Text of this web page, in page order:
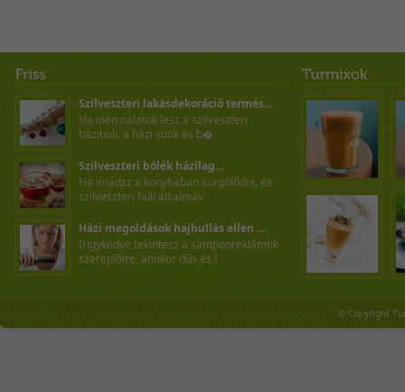
Szilveszteri lakásdekoráció termés...
Ha idén nálatok lesz a szilveszteri
házibuli, a házi sütik és b�
Szilveszteri bólék házilag...
Ha imádsz a konyhában sürgölődni, és
szilveszteri buli alkalmáv
Házi megoldások hajhullás ellen ...
Irigykedve tekintesz a samponreklámok
szereplőire, amikor dús és f
© Copyright